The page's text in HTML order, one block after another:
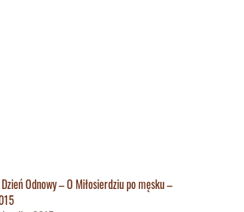
Odnowy – O Miłosierdziu po męsku –